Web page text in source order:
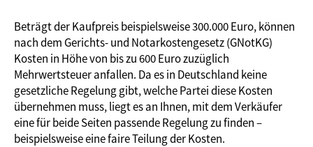
Beträgt der Kaufpreis beispielsweise 300.000 Euro, können
nach dem Gerichts- und Notarkostengesetz (GNotKG)
Kosten in Höhe von bis zu 600 Euro zuzüglich
Mehrwertsteuer anfallen. Da es in Deutschland keine
gesetzliche Regelung gibt, welche Partei diese Kosten
übernehmen muss, liegt es an Ihnen, mit dem Verkäufer
eine für beide Seiten passende Regelung zu finden –
beispielsweise eine faire Teilung der Kosten.